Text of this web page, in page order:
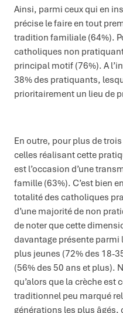
Ainsi, parmi ceux qui en
précise le faire en tout
tradition familiale (64%).
catholiques non
principal motif (76%). A
38% des pratiquants,
prioritairement un lieu de
En outre, pour plus de
celles réalisant cette
est l’occasion d’une
famille (63%). C’est bien
totalité des catholiques
d’une majorité de non
de noter que cette
davantage présente parmi
plus jeunes (72% des 18-
(56% des 50 ans et plus).
qu’alors que la crèche est
traditionnel peu marqué
générations les plus âgés,